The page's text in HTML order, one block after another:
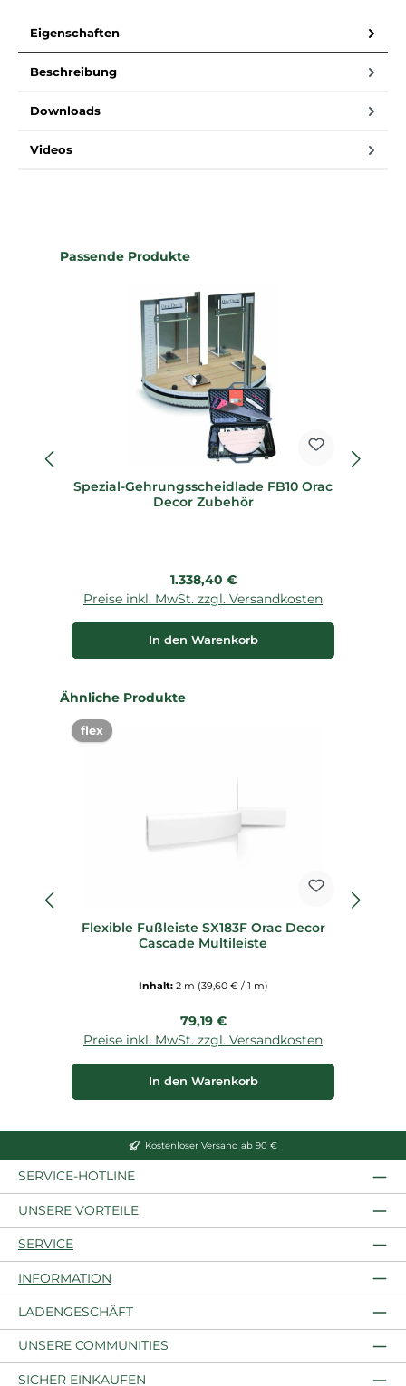
Eigenschaften
Beschreibung
Downloads
Videos
Produktgalerie überspringen
Passende Produkte
Spezial-Gehrungsscheidlade FB10 Orac
Decor Zubehör
Regulärer Preis:
1.338,40 €
Preise inkl. MwSt. zzgl. Versandkosten
In den Warenkorb
Produktgalerie überspringen
Ähnliche Produkte
flex
Flexible Fußleiste SX183F Orac Decor
Cascade Multileiste
Inhalt: 2 m (39,60 € / 1 m)
Regulärer Preis:
79,19 €
Preise inkl. MwSt. zzgl. Versandkosten
In den Warenkorb
Kostenloser Versand ab 90 €
SERVICE-HOTLINE
UNSERE VORTEILE
SERVICE
INFORMATION
LADENGESCHÄFT
UNSERE COMMUNITIES
SICHER EINKAUFEN